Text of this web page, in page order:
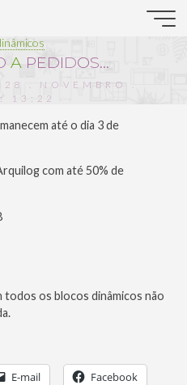
A PEDIDOS…
. NOVEMBRO .
13:22
até o dia 3 de
com até 50% de
os blocos dinâmicos não
E-mail Facebook